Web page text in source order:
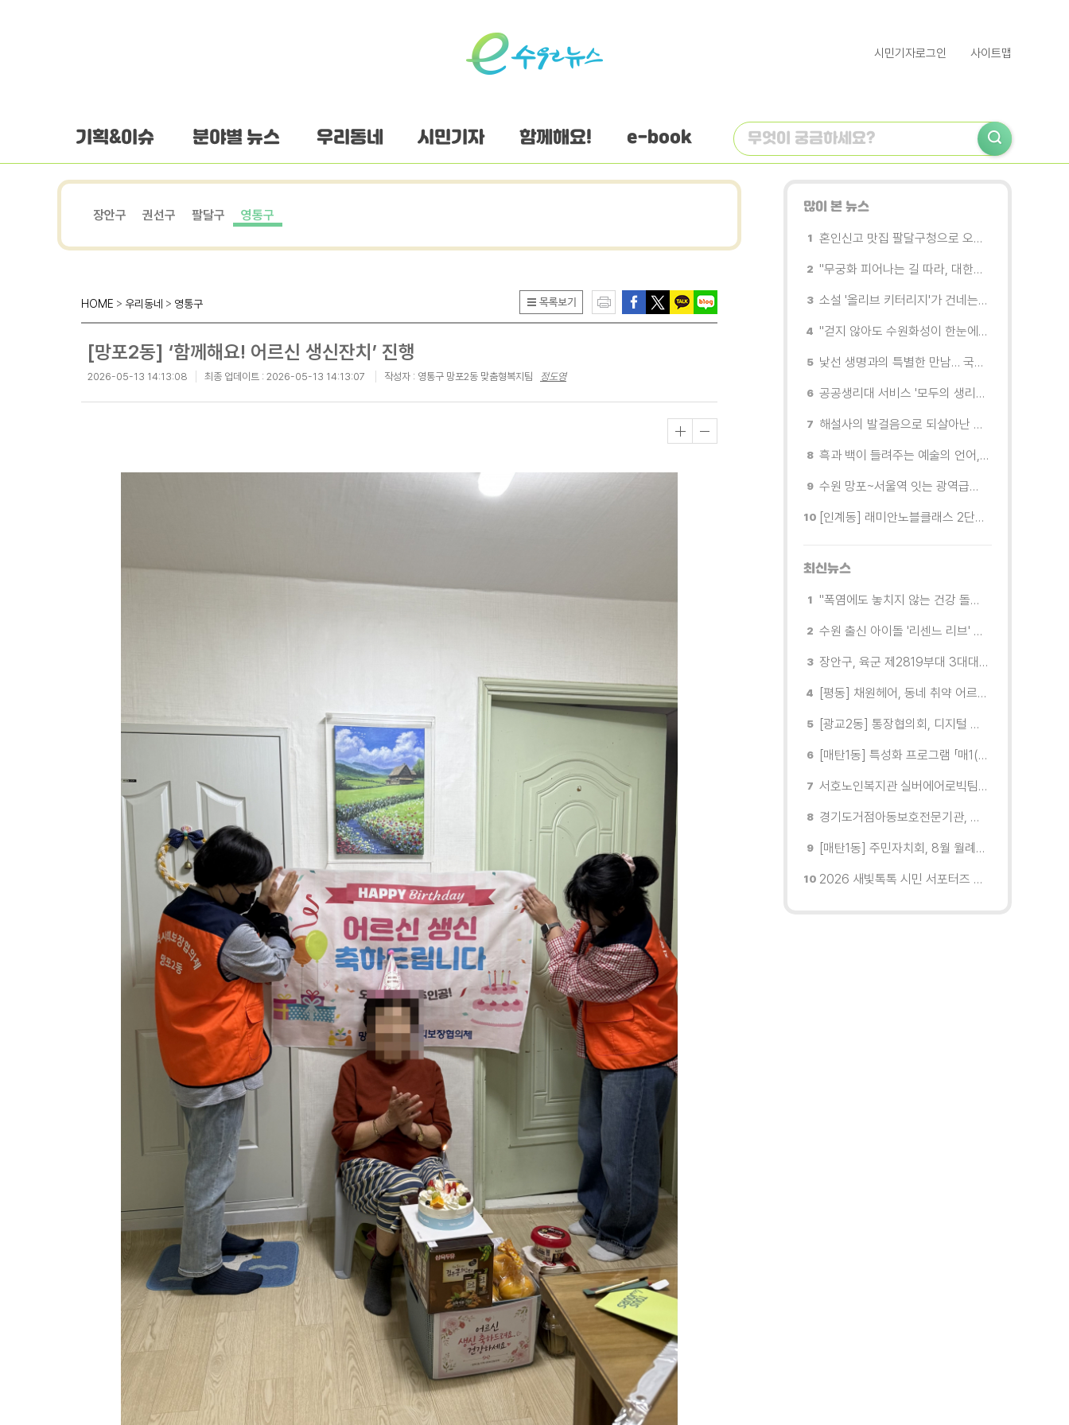
시민기자로그인 사이트맵
기획&이슈 분야별 뉴스 우리동네 시민기자 함께해요! e-book
장안구 권선구 팔달구 영통구
HOME > 우리동네 > 영통구
[망포2동] ‘함께해요! 어르신 생신잔치’ 진행
2026-05-13 14:13:08 최종 업데이트 : 2026-05-13 14:13:07 작성자 : 영통구 망포2동 맞춤형복지팀 정도영
많이 본 뉴스
혼인신고 맛집 팔달구청으로 오세요
"무궁화 피어나는 길 따라, 대한민국을 걷는다"
소설 '올리브 키터리지'가 건네는 삶과 연민의 철학
"걷지 않아도 수원화성이 한눈에"…무장애 관광버스 '수원행차' 타보니
낯선 생명과의 특별한 만남… 국제전 《패트리샤 피치니니: 킨쉽》
공공생리대 서비스 '모두의 생리대' 시범 운영...수원시청·4개 구청 등에 지급기 설치
해설사의 발걸음으로 되살아난 수원의 독립운동 역사
흑과 백이 들려주는 예술의 언어, 수원시립미술관 소장품전《블랑 블랙 파노라마》
수원 망포~서울역 잇는 광역급행버스 M5165번, 8월 3일 개통
[인계동] 래미안노블클래스 2단지 경로당, 무더위 속 독거노인에게 '따뜻한 한 끼' 대접
최신뉴스
"폭염에도 놓치지 않는 건강 돌봄" 팔달구보건소 취약계층 안부 살핀다
수원 출신 아이돌 '리센느 리브' 추천! 직접 따라가 본 수원 필수 코스
장안구, 육군 제2819부대 3대대로부터 감사장 받아
[평동] 채원헤어, 동네 취약 어르신을 위한 이미용서비스 무료 지원
[광교2동] 통장협의회, 디지털 교육 실시
[매탄1동] 특성화 프로그램 「매1(일) 친환경 문화학교」 개강
서호노인복지관 실버에어로빅팀, 제2회 협회장배 수원시에어로빅힙합대회 시니어부 단체전'1위'쾌거
경기도거점아동보호전문기관, 학대피해아동가정 회복 및 재학대 예방 나선다
[매탄1동] 주민자치회, 8월 월례회의 개최
2026 새빛톡톡 시민 서포터즈 발대식 현장